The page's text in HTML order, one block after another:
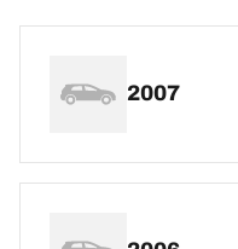
2007